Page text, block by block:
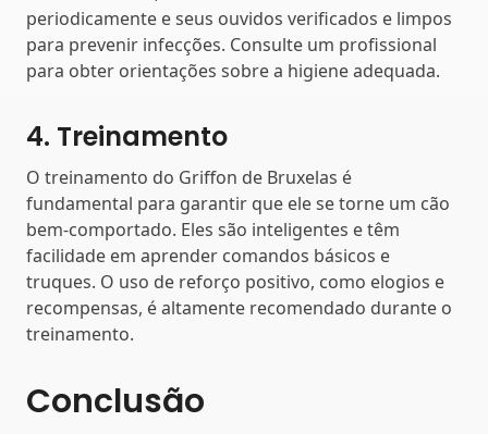
periodicamente e seus ouvidos verificados e limpos
para prevenir infecções. Consulte um profissional
para obter orientações sobre a higiene adequada.
4. Treinamento
O treinamento do Griffon de Bruxelas é
fundamental para garantir que ele se torne um cão
bem-comportado. Eles são inteligentes e têm
facilidade em aprender comandos básicos e
truques. O uso de reforço positivo, como elogios e
recompensas, é altamente recomendado durante o
treinamento.
Conclusão